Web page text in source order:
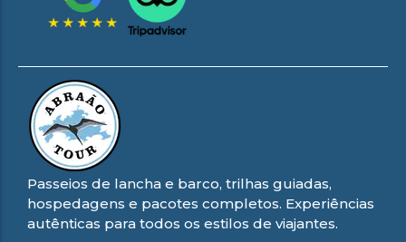
Passeios de lancha e barco, trilhas guiadas,
hospedagens e pacotes completos. Experiências
autênticas para todos os estilos de viajantes.